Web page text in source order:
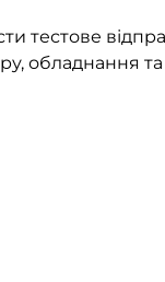
тестове
обладнання